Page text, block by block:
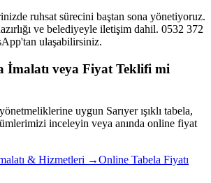
ruhsat sürecini baştan sona yönetiyoruz.
ve belediyeyle iletişim dahil. 0532 372
ulaşabilirsiniz.
İmalatı veya Fiyat Teklifi mi
uygun Sarıyerışıklı tabela,
inceleyin veya anında online fiyat
& Hizmetleri →Online Tabela Fiyatı